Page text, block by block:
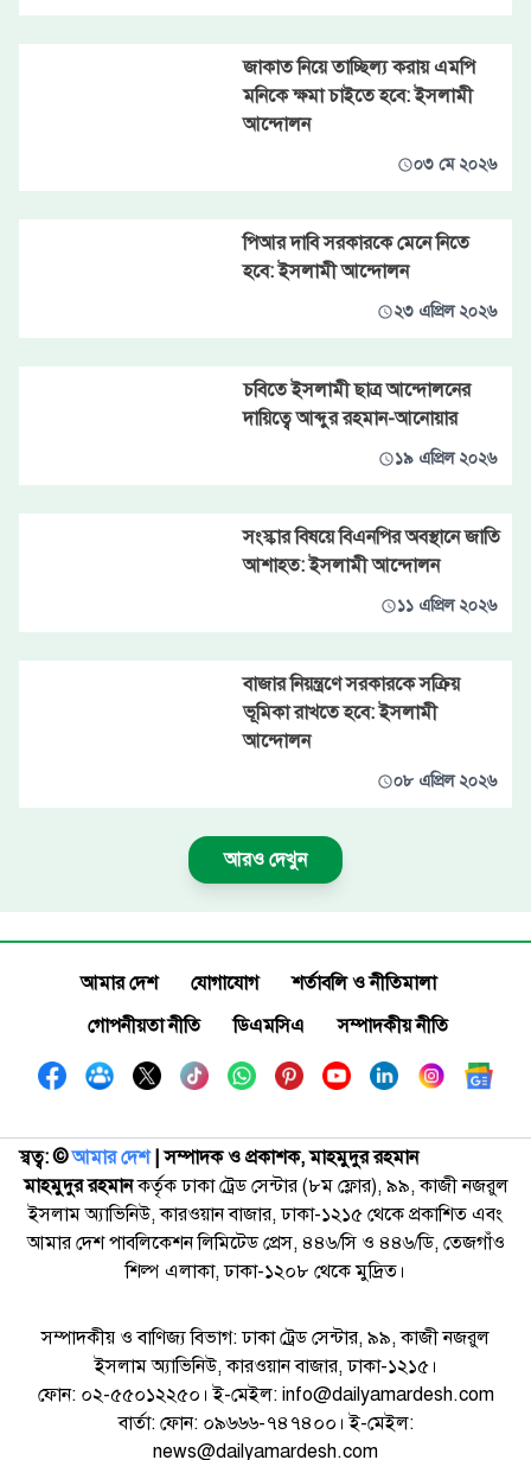
জাকাত নিয়ে তাচ্ছিল্য করায় এমপি
মনিকে ক্ষমা চাইতে হবে: ইসলামী
আন্দোলন
০৩ মে ২০২৬
পিআর দাবি সরকারকে মেনে নিতে
হবে: ইসলামী আন্দোলন
২৩ এপ্রিল ২০২৬
চবিতে ইসলামী ছাত্র আন্দোলনের
দায়িত্বে আব্দুর রহমান-আনোয়ার
১৯ এপ্রিল ২০২৬
সংস্কার বিষয়ে বিএনপির অবস্থানে জাতি
আশাহত: ইসলামী আন্দোলন
১১ এপ্রিল ২০২৬
বাজার নিয়ন্ত্রণে সরকারকে সক্রিয়
ভূমিকা রাখতে হবে: ইসলামী
আন্দোলন
০৮ এপ্রিল ২০২৬
আরও দেখুন
আমার দেশ যোগাযোগ
শর্তাবলি ও নীতিমালা
গোপনীয়তা নীতি
ডিএমসিএ সম্পাদকীয় নীতি
স্বত্ব: ©️আমার দেশ| সম্পাদক ও প্রকাশক, মাহমুদুর রহমান
মাহমুদুর রহমানকর্তৃক ঢাকা ট্রেড সেন্টার (৮ম ফ্লোর), ৯৯, কাজী নজরুল
ইসলাম অ্যাভিনিউ, কারওয়ান বাজার, ঢাকা-১২১৫ থেকে প্রকাশিত এবং
আমার দেশ পাবলিকেশন লিমিটেড প্রেস, ৪৪৬/সি ও ৪৪৬/ডি, তেজগাঁও
শিল্প এলাকা, ঢাকা-১২০৮ থেকে মুদ্রিত।
সম্পাদকীয় ও বাণিজ্য বিভাগ: ঢাকা ট্রেড সেন্টার, ৯৯, কাজী নজরুল
ইসলাম অ্যাভিনিউ, কারওয়ান বাজার, ঢাকা-১২১৫।
ফোন: ০২-৫৫০১২২৫০। ই-মেইল: info@dailyamardesh.com
বার্তা: ফোন: ০৯৬৬৬-৭৪৭৪০০। ই-মেইল:
news@dailyamardesh.com